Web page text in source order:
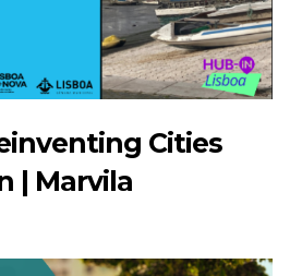
Cities
| Marvila